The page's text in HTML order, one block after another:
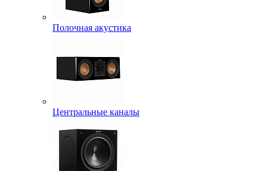
Полочная акустика
Центральные каналы